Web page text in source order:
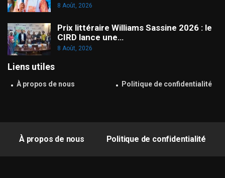
8 Août, 2026
Prix littéraire Williams Sassine 2026 : le
CIRD lance une…
8 Août, 2026
Liens utiles
À propos de nous Politique de confidentialité
À propos de nous Politique de confidentialité